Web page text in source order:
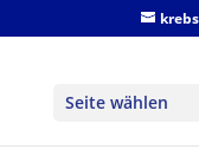
Seite wählen